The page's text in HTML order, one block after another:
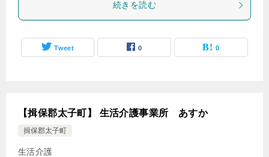
続きを読む
Tweet 0 0
【揖保郡太子町】 生活介護事業所 あすか
揖保郡太子町
生活介護